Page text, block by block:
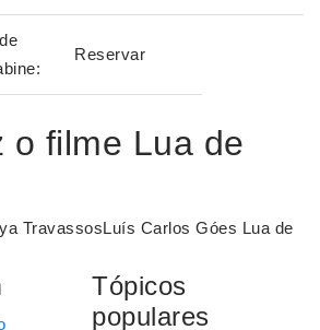
Reservar
o filme Lua de
TravassosLuís Carlos Góes Lua de
Tópicos
populares